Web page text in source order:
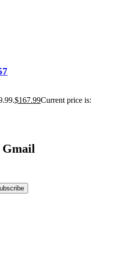
$167.99Current price is:
Gmail